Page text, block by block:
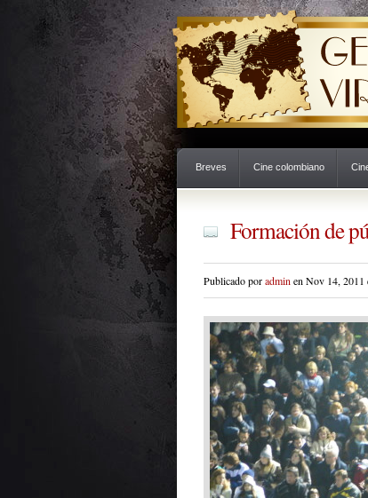
Breves Cine colombiano
Formación de
Publicado poradmin en Nov 14, 2011